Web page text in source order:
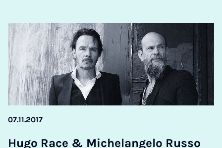
07.11.2017
Hugo Race & Michelan­gelo Russo